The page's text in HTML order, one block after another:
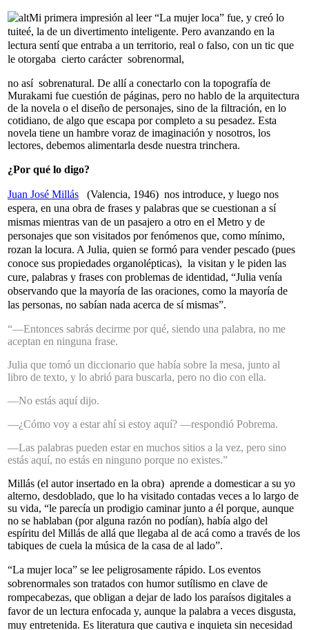
Mi primera impresión al leer “La mujer loca” fue, y creó lo
tuiteé, la de un divertimento inteligente. Pero avanzando en la
lectura sentí que entraba a un territorio, real o falso, con un tic que
le otorgaba cierto carácter sobrenormal,
no así sobrenatural. De allí a conectarlo con la topografía de
Murakami fue cuestión de páginas, pero no hablo de la arquitectura
de la novela o el diseño de personajes, sino de la filtración, en lo
cotidiano, de algo que escapa por completo a su pesadez. Esta
novela tiene un hambre voraz de imaginación y nosotros, los
lectores, debemos alimentarla desde nuestra trinchera.
¿Por qué lo digo?
Juan José Millás (Valencia, 1946) nos introduce, y luego nos
espera, en una obra de frases y palabras que se cuestionan a sí
mismas mientras van de un pasajero a otro en el Metro y de
personajes que son visitados por fenómenos que, como mínimo,
rozan la locura. A Julia, quien se formó para vender pescado (pues
conoce sus propiedades organolépticas), la visitan y le piden las
cure, palabras y frases con problemas de identidad, “Julia venía
observando que la mayoría de las oraciones, como la mayoría de
las personas, no sabían nada acerca de sí mismas”.
“—Entonces sabrás decirme por qué, siendo una palabra, no me
aceptan en ninguna frase.
Julia que tomó un diccionario que había sobre la mesa, junto al
libro de texto, y lo abrió para buscarla, pero no dio con ella.
—No estás aquí dijo.
—¿Cómo voy a estar ahí si estoy aquí? —respondió Pobrema.
—Las palabras pueden estar en muchos sitios a la vez, pero sino
estás aquí, no estás en ninguno porque no existes.”
Millás (el autor insertado en la obra) aprende a domesticar a su yo
alterno, desdoblado, que lo ha visitado contadas veces a lo largo de
su vida, “le parecía un prodigio caminar junto a él porque, aunque
no se hablaban (por alguna razón no podían), había algo del
espíritu del Millás de allá que llegaba al de acá como a través de los
tabiques de cuela la música de la casa de al lado”.
“La mujer loca” se lee peligrosamente rápido. Los eventos
sobrenormales son tratados con humor sutílismo en clave de
rompecabezas, que obligan a dejar de lado los paraísos digitales a
favor de un lectura enfocada y, aunque la palabra a veces disgusta,
muy entretenida. Es literatura que cautiva e inquieta sin necesidad